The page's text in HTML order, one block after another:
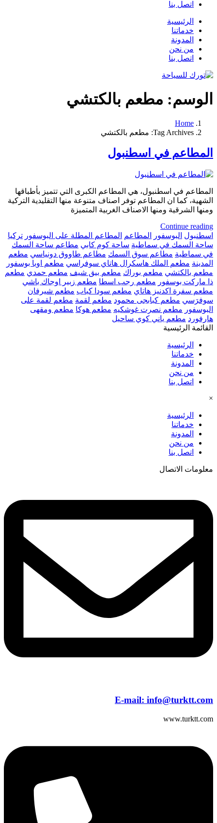
اتصل بنا
الرئيسية
خدماتنا
المدونة
من نحن
اتصل بنا
الوسم: مطعم بالكتشي
Home
Tag Archives: مطعم بالكتشي
المطاعم في اسطنبول
المطاعم في اسطنبول، هي المطاعم الكبرى التي تتميز بأطباقها
الشهية، كما ان المطاعم توفر اصناف متنوعة منها التقليدية التركية
ومنها الشرقية ومنها الاصناف الغربية المتميزة
Continue reading
اسطنبول البوسفور المطاعم المطاعم المطلة على البوسفور تركيا
ساحة السمك في سماطية ساحة كوم كابي مطاعم ساحة السمك
في سماطية مطاعم سوق السمك مطاعم طاووق دونياسي مطعم
المدينة مطعم الملك هاسكرال هاتاي سوفراسي مطعم اوبا بوسفور
مطعم بالكتشي مطعم بوراك مطعم بيق شيف مطعم حمدي مطعم
ذا ماركت بوسفور مطعم رجب اسطا مطعم زبير اوجاك باشي
مطعم سفرة اكدنيز هاتاي مطعم سودا كباب مطعم شيرفان
سوفرَسي مطعم كبابجى محمود مطعم لقمة مطعم لقمة على
البوسفور مطعم نصرت غوشكيه مطعم هوكا مطعم ومقهى
هارفورد مطعم ياني كوي ساحيل
القائمة الرئيسية
الرئيسية
خدماتنا
المدونة
من نحن
اتصل بنا
×
الرئيسية
خدماتنا
المدونة
من نحن
اتصل بنا
معلومات الاتصال
E-mail: info@turktt.com
www.turktt.com